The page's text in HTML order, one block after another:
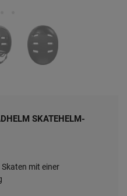
SKATEHELM-
mit einer